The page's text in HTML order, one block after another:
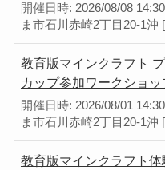
開催日時: 2026/08/08
ま市石川赤崎2丁目20-1沖
教育版マインクラフト
カップ参加ワークショッ
開催日時: 2026/08/01
ま市石川赤崎2丁目20-1沖
教育版マインクラフト